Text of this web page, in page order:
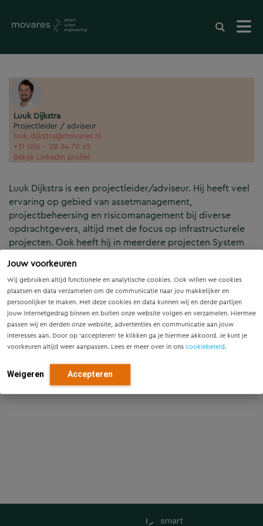
Jouw voorkeuren
Wij gebruiken altijd functionele en analytische cookies. Ook willen we cookies
plaatsen en data verzamelen om de communicatie naar jou makkelijker en
persoonlijker te maken. Met deze cookies en data kunnen wij en derde partijen
jouw internetgedrag binnen en buiten onze website volgen en verzamelen. Hiermee
passen wij en derden onze website, advertenties en communicatie aan jouw
interesses aan. Door op ‘accepteren’ te klikken ga je hiermee akkoord. Je kunt je
voorkeuren altijd weer aanpassen. Lees er meer over in ons cookiebeleid.
Weigeren Accepteren
Luuk Dijkstra is een projectleider/adviseur. Hij heeft veel
ervaring op gebied van assetmanagement,
projectbeheersing en risicomanagement bij diverse
opdrachtgevers, altijd met de focus op infrastructurele
projecten. Ook heeft hij in meerdere projecten System
contracten waarbij hij zijn vaardigheid in Relatics heeft
ontwikkeld. Kenmerkend voor Luuk is zijn kritische,
analytische blik waarmee hij uitdagingen binnen
organisaties snel doorvertaalt in een heldere opgave. Die
opgave pakt hij vervolgens projectmatig aan, waarbij hij
zichzelf bewijst als een conceptueel denker met gevoel
voor zijn omgeving.
Luuk Dijkstra
Projectleider / adviseur
luuk.dijkstra@movares.nl
+31 (0)6 - 28 34 70 65
Bekijk LinkedIn profiel